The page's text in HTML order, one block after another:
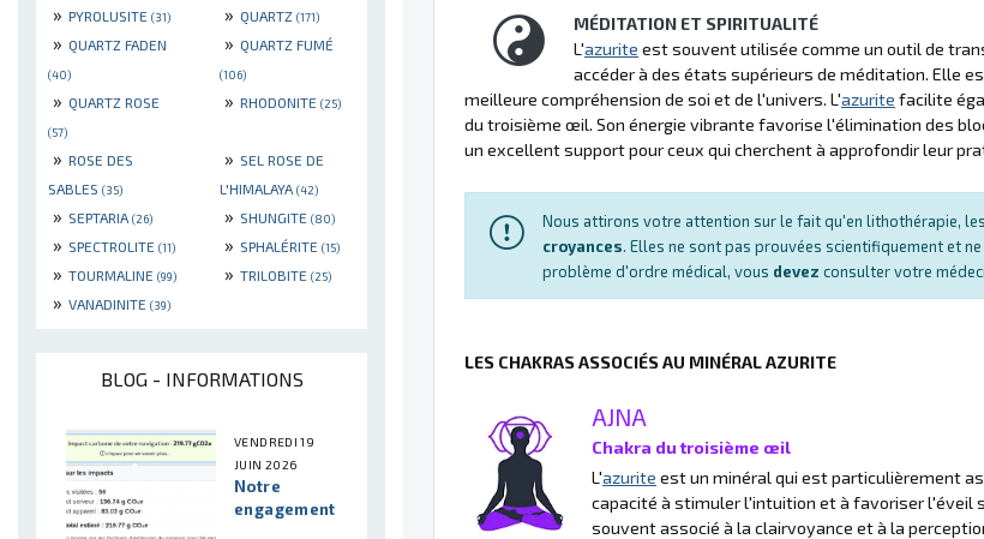
» PYROLUSITE (31) » QUARTZ (171)
» QUARTZ FADEN
(40)
» QUARTZ FUMÉ
(106)
» QUARTZ ROSE
(57)
» RHODONITE (25)
» ROSE DES
SABLES (35)
» SEL ROSE DE
L'HIMALAYA (42)
» SEPTARIA (26) » SHUNGITE (80)
» SPECTROLITE (11) » SPHALÉRITE (15)
» TOURMALINE (99) » TRILOBITE (25)
» VANADINITE (39)
BLOG - INFORMATIONS
VENDREDI 19
JUIN 2026
Notre
engagement
MÉDITATION ET SPIRITUALITÉ
L'azurite est souvent utilisée comme un outil de
accéder à des états supérieurs de méditation. Elle
meilleure compréhension de soi et de l'univers. L'azurite facilite
du troisième œil. Son énergie vibrante favorise l'élimination des
un excellent support pour ceux qui cherchent à approfondir leur
Nous attirons votre attention sur le fait qu'en lithothérapie,
croyances. Elles ne sont pas prouvées scientifiquement et
problème d'ordre médical, vous devez consulter votre
LES CHAKRAS ASSOCIÉS AU MINÉRAL AZURITE
AJNA
Chakra du troisième œil
L'azurite est un minéral qui est particulièrement
capacité à stimuler l'intuition et à favoriser l'éveil
souvent associé à la clairvoyance et à la